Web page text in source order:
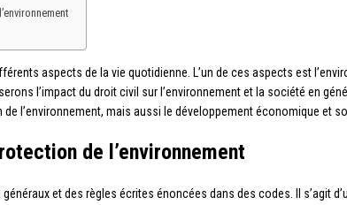
aspects de la vie quotidienne. L’un de ces aspects est
l’impact du droit civil sur l’environnement et la société en
l’environnement, mais aussi le développement économique et
de l’environnement
et des règles écrites énoncées dans des codes. Il s’agit